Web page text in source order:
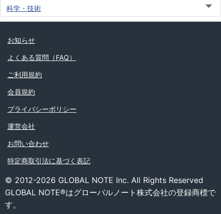
科学・技術
お知らせ
よくある質問（FAQ）
ご利用規約
会員規約
プライバシーポリシー
運営会社
お問い合わせ
特定商取引法に基づく表記
© 2012-2026 GLOBAL NOTE Inc. All Rights Reserved
GLOBAL NOTE®はグローバルノート株式会社の登録商標で
す。